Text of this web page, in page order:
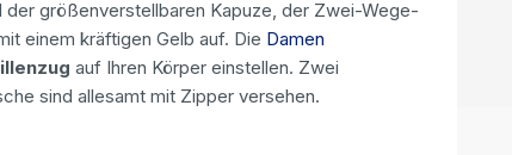
größenverstellbaren Kapuze, der Zwei-Wege-
einem kräftigen Gelb auf. Die Damen
auf Ihren Körper einstellen. Zwei
sind allesamt mit Zipper versehen.